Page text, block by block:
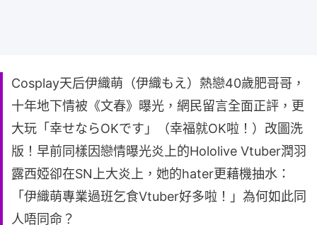
Cosplay天后伊織萌（伊織もえ）熱戀40歲肥哥哥，
十年地下情被《文春》曝光，網民留言全面正評，更
大玩「幸せならOKです」（幸福就OK啦！）改圖洗
版！早前同樣因戀情曝光炎上的Hololive Vtuber潤羽
露西婭卻在SN上大炎上，她的hater更藉機抽水：
「伊織萌專業過班乞食Vtuber好多啦！」為何如此同
人唔同命？